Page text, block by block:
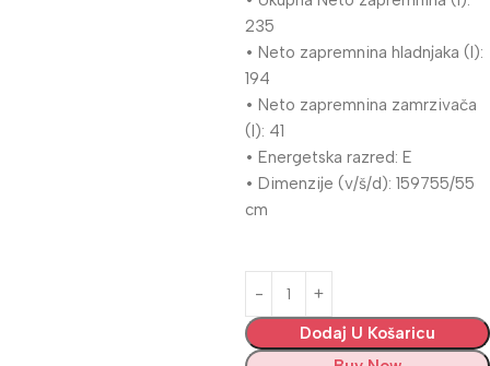
235
• Neto zapremnina hladnjaka (l):
194
• Neto zapremnina zamrzivača
(l): 41
• Energetska razred: E
• Dimenzije (v/š/d): 159755/55
cm
Dodaj U Košaricu